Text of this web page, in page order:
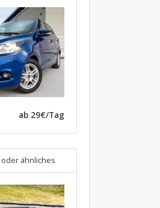
ab 29€/Tag
oder ähnliches